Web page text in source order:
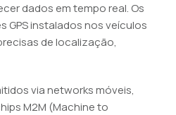
dados em tempo real. Os
GPS instalados nos veículos
de localização,
via networks móveis,
M2M (Machine to